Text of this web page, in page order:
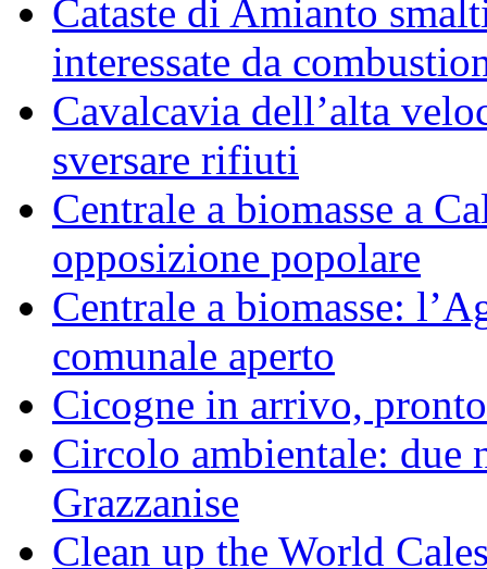
Cataste di Amianto
interessate da
Cavalcavia dell’alta
sversare rifiuti
Centrale a biomasse a
opposizione popolare
Centrale a biomasse:
comunale aperto
Cicogne in arrivo,
Circolo ambientale: due
Grazzanise
Clean up the World